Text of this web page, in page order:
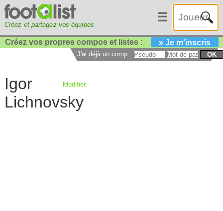
Créez et partagez vos équipes
☰
Créez vos propres compos et listes : » Je m'inscris
J'ai déjà un compte : OK
Igor
Lichnovsky
Modifier